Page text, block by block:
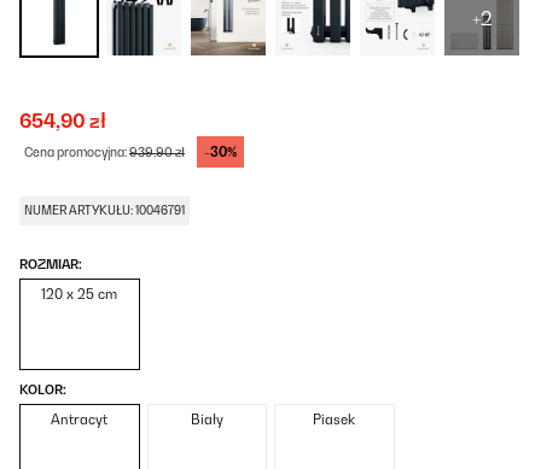
+2
654,90 zł
Cena promocyjna:939,90 zł -30%
NUMER ARTYKUŁU: 10046791
ROZMIAR:
120 x 25 cm
KOLOR:
Antracyt Biały Piasek